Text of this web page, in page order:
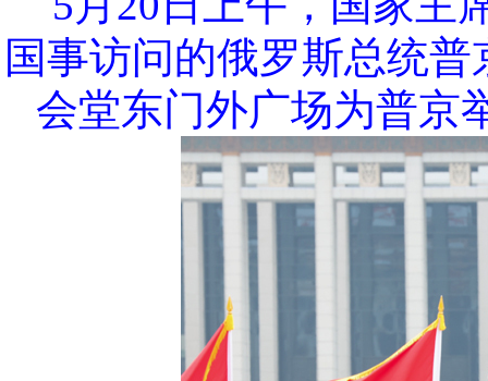
国事访问的俄罗斯总统
会堂东门外广场为普京